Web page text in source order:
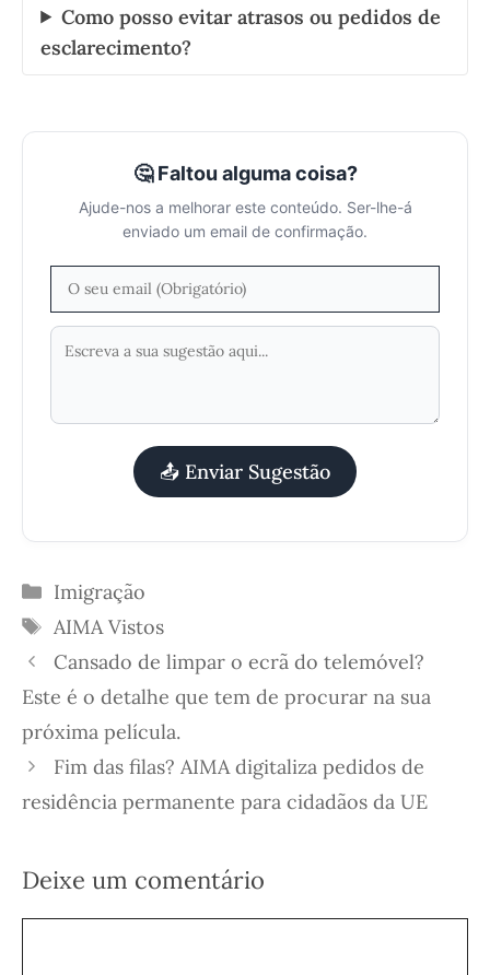
Como posso evitar atrasos ou pedidos de
esclarecimento?
🤔 Faltou alguma coisa?
Ajude-nos a melhorar este conteúdo. Ser-lhe-á
enviado um email de confirmação.
📤 Enviar Sugestão
Categorias
Imigração
Etiquetas
AIMA Vistos
Cansado de limpar o ecrã do telemóvel?
Este é o detalhe que tem de procurar na sua
próxima película.
Fim das filas? AIMA digitaliza pedidos de
residência permanente para cidadãos da UE
Deixe um comentário